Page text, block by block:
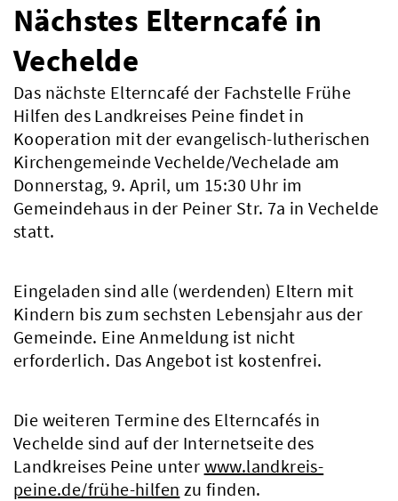
Nächstes Elterncafé in
Vechelde
Das nächste Elterncafé der Fachstelle Frühe
Hilfen des Landkreises Peine findet in
Kooperation mit der evangelisch-lutherischen
Kirchengemeinde Vechelde/Vechelade am
Donnerstag, 9. April, um 15:30 Uhr im
Gemeindehaus in der Peiner Str. 7a in Vechelde
statt.
Eingeladen sind alle (werdenden) Eltern mit
Kindern bis zum sechsten Lebensjahr aus der
Gemeinde. Eine Anmeldung ist nicht
erforderlich. Das Angebot ist kostenfrei.
Die weiteren Termine des Elterncafés in
Vechelde sind auf der Internetseite des
Landkreises Peine unter www.landkreis-
peine.de/frühe-hilfen zu finden.